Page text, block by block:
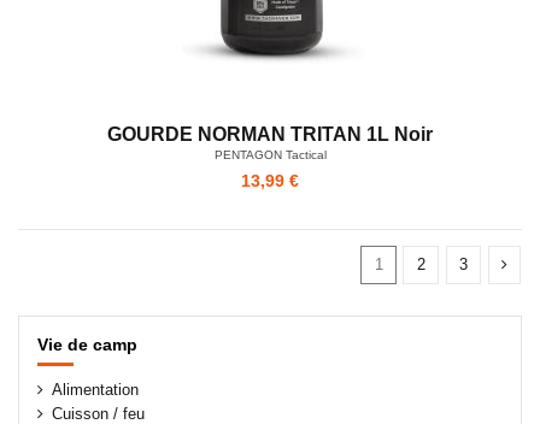
GOURDE NORMAN TRITAN 1L Noir
PENTAGON Tactical
13,99 €
1 2 3
Vie de camp
Alimentation
Cuisson / feu